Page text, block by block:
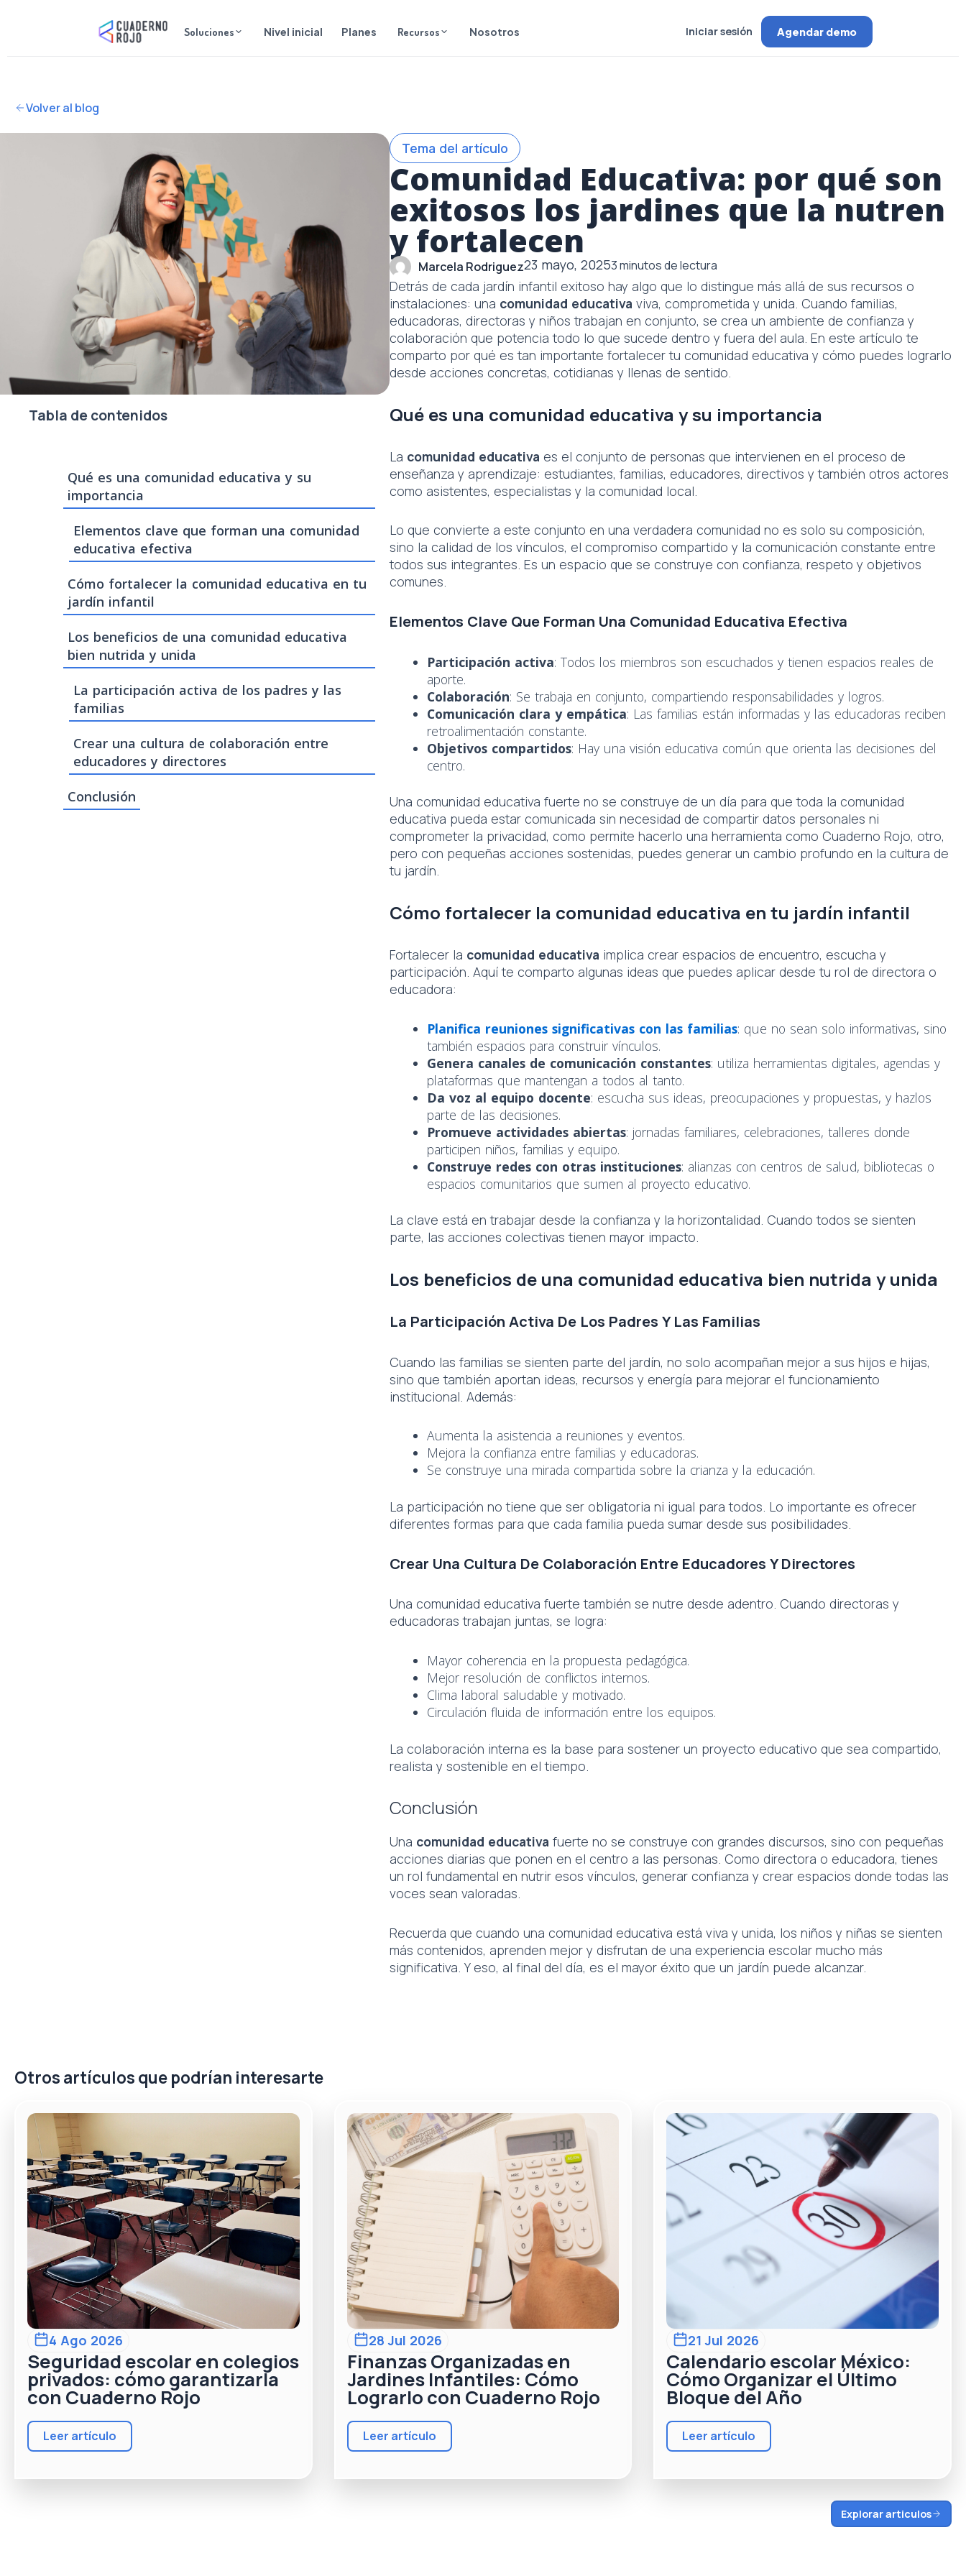
Soluciones Nivel inicial Planes Recursos Nosotros Iniciar sesión Agendar demo
Volver al blog
Tabla de contenidos
Qué es una comunidad educativa y su
importancia
Elementos clave que forman una comunidad
educativa efectiva
Cómo fortalecer la comunidad educativa en tu
jardín infantil
Los beneficios de una comunidad educativa
bien nutrida y unida
La participación activa de los padres y las
familias
Crear una cultura de colaboración entre
educadores y directores
Conclusión
Tema del artículo
Comunidad Educativa: por qué son
exitosos los jardines que la nutren
y fortalecen
Marcela Rodriguez23 mayo, 20253minutos de lectura
Detrás de cada jardín infantil exitoso hay algo que lo distingue más allá de sus recursos o
instalaciones: una comunidad educativa viva, comprometida y unida. Cuando familias,
educadoras, directoras y niños trabajan en conjunto, se crea un ambiente de confianza y
colaboración que potencia todo lo que sucede dentro y fuera del aula. En este artículo te
comparto por qué es tan importante fortalecer tu comunidad educativa y cómo puedes lograrlo
desde acciones concretas, cotidianas y llenas de sentido.
Qué es una comunidad educativa y su importancia
La comunidad educativa es el conjunto de personas que intervienen en el proceso de
enseñanza y aprendizaje: estudiantes, familias, educadores, directivos y también otros actores
como asistentes, especialistas y la comunidad local.
Lo que convierte a este conjunto en una verdadera comunidad no es solo su composición,
sino la calidad de los vínculos, el compromiso compartido y la comunicación constante entre
todos sus integrantes. Es un espacio que se construye con confianza, respeto y objetivos
comunes.
Elementos Clave Que Forman Una Comunidad Educativa Efectiva
Participación activa: Todos los miembros son escuchados y tienen espacios reales de
aporte.
Colaboración: Se trabaja en conjunto, compartiendo responsabilidades y logros.
Comunicación clara y empática: Las familias están informadas y las educadoras reciben
retroalimentación constante.
Objetivos compartidos: Hay una visión educativa común que orienta las decisiones del
centro.
Una comunidad educativa fuerte no se construye de un día para que toda la comunidad
educativa pueda estar comunicada sin necesidad de compartir datos personales ni
comprometer la privacidad, como permite hacerlo una herramienta como Cuaderno Rojo, otro,
pero con pequeñas acciones sostenidas, puedes generar un cambio profundo en la cultura de
tu jardín.
Cómo fortalecer la comunidad educativa en tu jardín infantil
Fortalecer la comunidad educativa implica crear espacios de encuentro, escucha y
participación. Aquí te comparto algunas ideas que puedes aplicar desde tu rol de directora o
educadora:
Planifica reuniones significativas con las familias: que no sean solo informativas, sino
también espacios para construir vínculos.
Genera canales de comunicación constantes: utiliza herramientas digitales, agendas y
plataformas que mantengan a todos al tanto.
Da voz al equipo docente: escucha sus ideas, preocupaciones y propuestas, y hazlos
parte de las decisiones.
Promueve actividades abiertas: jornadas familiares, celebraciones, talleres donde
participen niños, familias y equipo.
Construye redes con otras instituciones: alianzas con centros de salud, bibliotecas o
espacios comunitarios que sumen al proyecto educativo.
La clave está en trabajar desde la confianza y la horizontalidad. Cuando todos se sienten
parte, las acciones colectivas tienen mayor impacto.
Los beneficios de una comunidad educativa bien nutrida y unida
La Participación Activa De Los Padres Y Las Familias
Cuando las familias se sienten parte del jardín, no solo acompañan mejor a sus hijos e hijas,
sino que también aportan ideas, recursos y energía para mejorar el funcionamiento
institucional. Además:
Aumenta la asistencia a reuniones y eventos.
Mejora la confianza entre familias y educadoras.
Se construye una mirada compartida sobre la crianza y la educación.
La participación no tiene que ser obligatoria ni igual para todos. Lo importante es ofrecer
diferentes formas para que cada familia pueda sumar desde sus posibilidades.
Crear Una Cultura De Colaboración Entre Educadores Y Directores
Una comunidad educativa fuerte también se nutre desde adentro. Cuando directoras y
educadoras trabajan juntas, se logra:
Mayor coherencia en la propuesta pedagógica.
Mejor resolución de conflictos internos.
Clima laboral saludable y motivado.
Circulación fluida de información entre los equipos.
La colaboración interna es la base para sostener un proyecto educativo que sea compartido,
realista y sostenible en el tiempo.
Conclusión
Una comunidad educativa fuerte no se construye con grandes discursos, sino con pequeñas
acciones diarias que ponen en el centro a las personas. Como directora o educadora, tienes
un rol fundamental en nutrir esos vínculos, generar confianza y crear espacios donde todas las
voces sean valoradas.
Recuerda que cuando una comunidad educativa está viva y unida, los niños y niñas se sienten
más contenidos, aprenden mejor y disfrutan de una experiencia escolar mucho más
significativa. Y eso, al final del día, es el mayor éxito que un jardín puede alcanzar.
Otros artículos que podrían interesarte
4 Ago 2026
Seguridad escolar en colegios
privados: cómo garantizarla
con Cuaderno Rojo
Leer artículo
28 Jul 2026
Finanzas Organizadas en
Jardines Infantiles: Cómo
Lograrlo con Cuaderno Rojo
Leer artículo
21 Jul 2026
Calendario escolar México:
Cómo Organizar el Último
Bloque del Año
Leer artículo
Explorar articulos